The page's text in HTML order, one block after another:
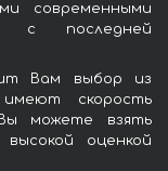
современными
с последней
Вам выбор из
скорость
Вы можете взять
оценкой